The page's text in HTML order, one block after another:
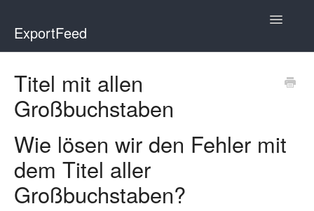
ExportFeed
Toggle
Wix - Square
Wix - Clover
Faire Integration
Wix-Faire
Titel mit allen
Großbuchstaben
Wie lösen wir den Fehler mit
dem Titel aller
Großbuchstaben?